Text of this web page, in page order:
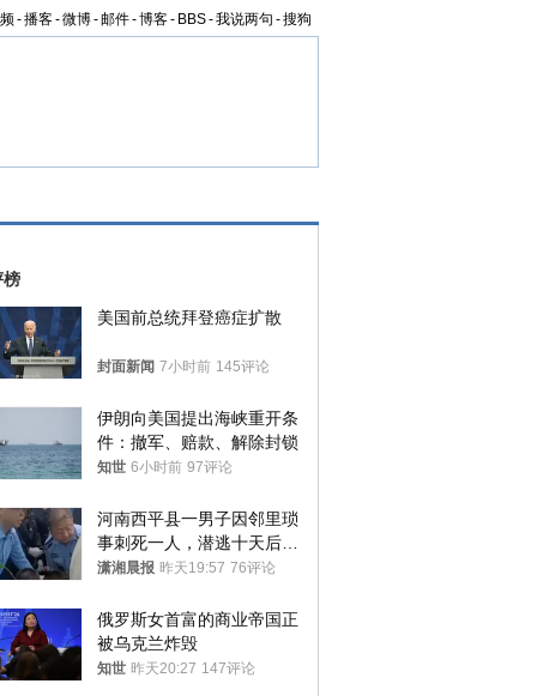
-播客-微博-邮件-博客- BBS-我说两句 -搜狗
榜
美国前总统拜登癌症扩散
封面新闻 7小时前 145评论
伊朗向美国提出海峡重开条
件：撤军、赔款、解除封锁
知世 6小时前 97评论
河南西平县一男子因邻里琐
事刺死一人，潜逃十天后在
十多公里外一片玉米地里落
潇湘晨报 昨天19:57 76评论
俄罗斯女首富的商业帝国正
被乌克兰炸毁
知世 昨天20:27 147评论